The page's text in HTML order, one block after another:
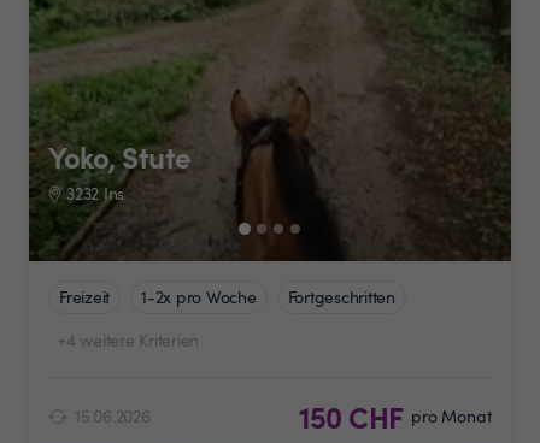
Yoko, Stute
3232 Ins
Freizeit 1-2x pro Woche
Fortgeschritten
+4 weitere Kriterien
15.06.2026 150 CHF pro Monat